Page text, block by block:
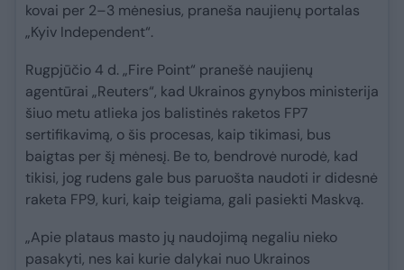
kovai per 2–3 mėnesius, praneša naujienų portalas
„Kyiv Independent“.
Rugpjūčio 4 d. „Fire Point“ pranešė naujienų
agentūrai „Reuters“, kad Ukrainos gynybos ministerija
šiuo metu atlieka jos balistinės raketos FP7
sertifikavimą, o šis procesas, kaip tikimasi, bus
baigtas per šį mėnesį. Be to, bendrovė nurodė, kad
tikisi, jog rudens gale bus paruošta naudoti ir didesnė
raketa FP9, kuri, kaip teigiama, gali pasiekti Maskvą.
„Apie plataus masto jų naudojimą negaliu nieko
pasakyti, nes kai kurie dalykai nuo Ukrainos